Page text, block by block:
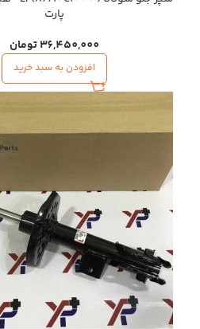
پارت
36,450,000تومان
افزودن به سبد خرید